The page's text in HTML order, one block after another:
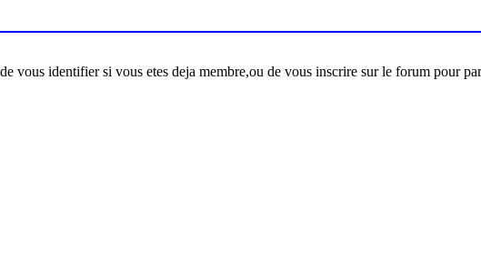
vous identifier si vous etes deja membre,ou de vous inscrire sur le forum pour